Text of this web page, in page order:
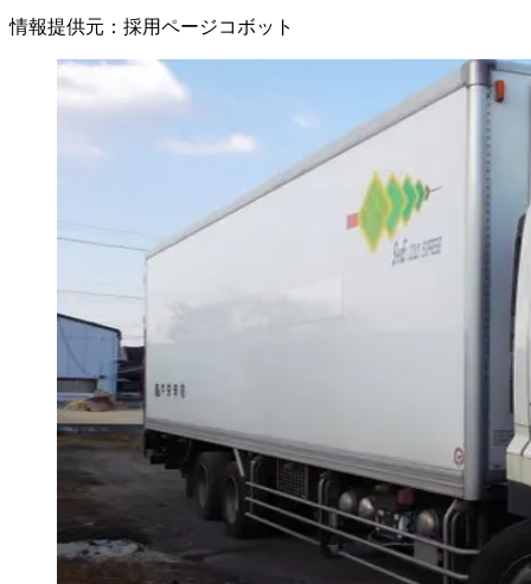
情報提供元 ： 採用ページコボット